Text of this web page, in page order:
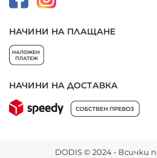
НАЧИНИ НА ПЛАЩАНЕ
НАЧИНИ НА ДОСТАВКА
DODIS © 2024 - Всички